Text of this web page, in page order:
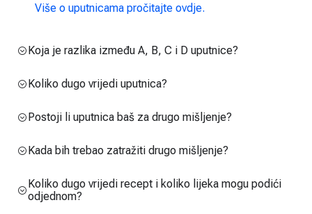
Više o uputnicama pročitajte ovdje.
Koja je razlika između A, B, C i D uputnice?
Koliko dugo vrijedi uputnica?
Postoji li uputnica baš za drugo mišljenje?
Kada bih trebao zatražiti drugo mišljenje?
Koliko dugo vrijedi recept i koliko lijeka mogu podići
odjednom?